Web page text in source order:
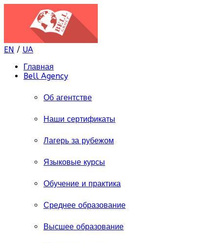
EN / UA
Главная
Bell Agency
Об агентстве
Наши сертификаты
Лагерь за рубежом
Языковые курсы
Обучение и практика
Среднее образование
Высшее образование